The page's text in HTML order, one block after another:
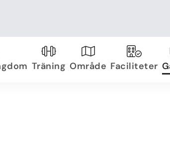
Träning Område Faciliteter